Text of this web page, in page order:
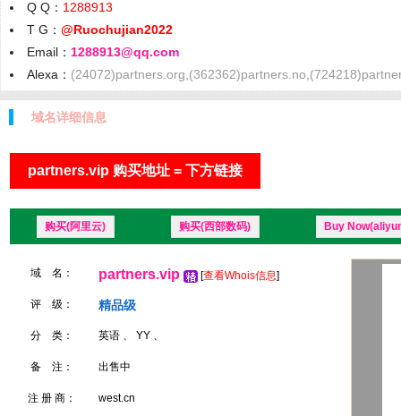
Q Q： 1288913
T G： @Ruochujian2022
Email： 1288913@qq.com
Alexa：
域名详细信息
partners.vip 购买地址 = 下方链接
购买(阿里云) 购买(西部数码) Buy
域 名： partners.vip [查看Whois信息]
评 级： 精品级
分 类： 英语 、 YY 、
备 注： 出售中
注 册 商： west.cn